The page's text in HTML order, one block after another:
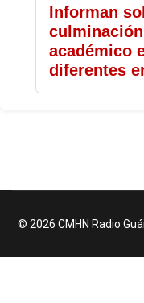
Informan
académico
diferentes
© 2026 CMHN Radio